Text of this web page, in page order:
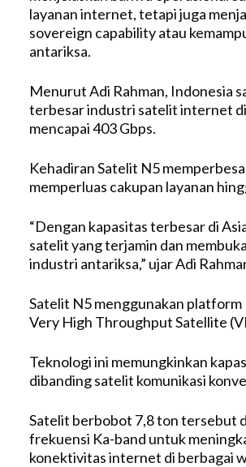
layanan internet, tetapi juga
sovereign capability atau
antariksa.
Menurut Adi Rahman, Indonesia
terbesar industri satelit internet
mencapai 403 Gbps.
Kehadiran Satelit N5
memperluas cakupan layanan
“Dengan kapasitas terbesar di
satelit yang terjamin dan
industri antariksa,” ujar Adi
Satelit N5 menggunakan
Very High Throughput Satellite
Teknologi ini memungkinkan
dibanding satelit komunikasi
Satelit berbobot 7,8 ton tersebut
frekuensi Ka-band untuk
konektivitas internet di berbagai